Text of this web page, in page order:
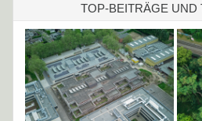
TOP-BEITRÄGE UND